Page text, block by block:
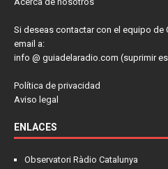
Si deseas contactar con el equipo de
email a:
info @ guiadelaradio.com (suprimir
Política de privacidad
Aviso legal
ENLACES
Observatori Ràdio Catalunya